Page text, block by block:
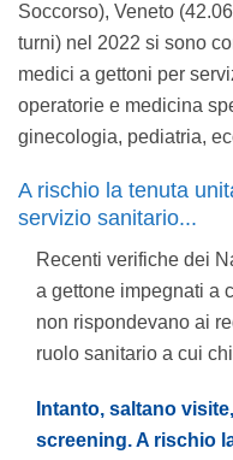
Soccorso), Veneto
turni) nel 2022 si sono
medici a gettoni per
operatorie e medicina
ginecologia, pediatria,
A rischio la tenuta
servizio sanitario...
Recenti verifiche dei
a gettone impegnati a
non rispondevano ai
ruolo sanitario a cui
Intanto, saltano
screening. A rischio